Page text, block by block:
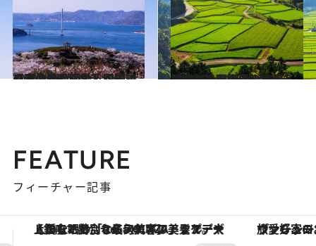
2021.4.27
【春の絶景画像】四国エリアの春の絶景＆風物詩の画像(20点)をチェック！
旅＆お出かけ 2021.4.26
【春の絶景画像】九州・沖縄エリアの春の絶景＆風物詩の画像(40点)をチェック！
旅＆お出かけ
FEATURE
フィーチャー記事
ヴァシュロン・コンスタンタン「オーヴァーシーズ・オートマティック」。旅愛好家のお気に入りコレクションから、ジェンダーレスな新作が登場